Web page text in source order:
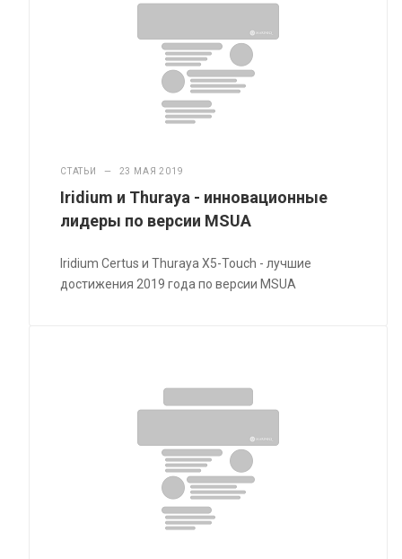
СТАТЬИ — 23 МАЯ 2019
Iridium и Thuraya - инновационные
лидеры по версии MSUA
Iridium Certus и Thuraya X5-Touch - лучшие
достижения 2019 года по версии MSUA